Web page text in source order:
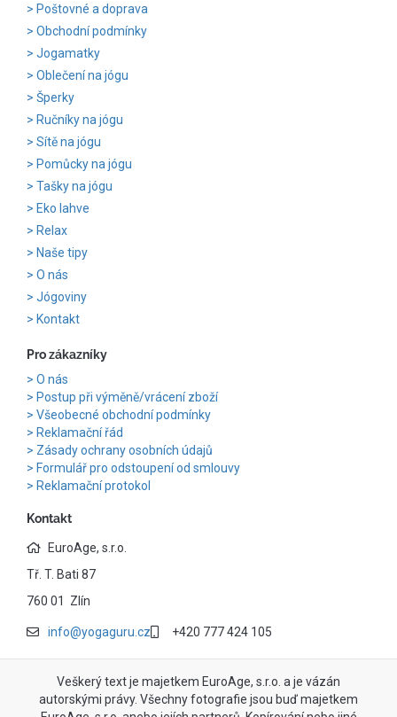
Poštovné a doprava
Obchodní podmínky
Jogamatky
Oblečení na jógu
Šperky
Ručníky na jógu
Sítě na jógu
Pomůcky na jógu
Tašky na jógu
Eko lahve
Relax
Naše tipy
O nás
Jógoviny
Kontakt
Pro zákazníky
O nás
Postup při výměně/vrácení zboží
Všeobecné obchodní podmínky
Reklamační řád
Zásady ochrany osobních údajů
Formulář pro odstoupení od smlouvy
Reklamační protokol
Kontakt
EuroAge, s.r.o.
Tř. T. Bati 87
760 01 Zlín
info@yogaguru.cz +420 777 424 105
Veškerý text je majetkem EuroAge, s.r.o. a je vázán
autorskými právy. Všechny fotografie jsou buď majetkem